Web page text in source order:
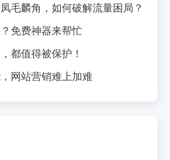
毛麟角，如何破解流量困局？
免费神器来帮忙
都值得被保护！
网站营销难上加难